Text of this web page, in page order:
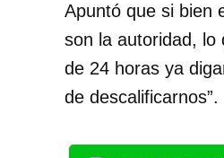
Apuntó que si bien
son la autoridad,
de 24 horas ya
de descalificarnos”.